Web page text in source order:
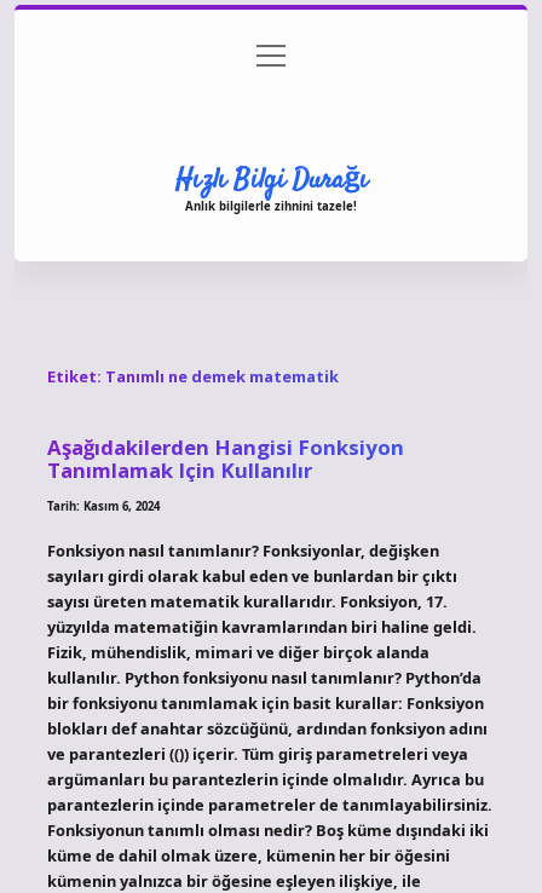
Gizlilik Politikası
menüyü
aç
Hızlı Bilgi Durağı
Anlık bilgilerle zihnini tazele!
Etiket: Tanımlı ne demek matematik
Aşağıdakilerden Hangisi Fonksiyon
Tanımlamak Için Kullanılır
Tarih: Kasım 6, 2024
Fonksiyon nasıl tanımlanır? Fonksiyonlar, değişken
sayıları girdi olarak kabul eden ve bunlardan bir çıktı
sayısı üreten matematik kurallarıdır. Fonksiyon, 17.
yüzyılda matematiğin kavramlarından biri haline geldi.
Fizik, mühendislik, mimari ve diğer birçok alanda
kullanılır. Python fonksiyonu nasıl tanımlanır? Python’da
bir fonksiyonu tanımlamak için basit kurallar: Fonksiyon
blokları def anahtar sözcüğünü, ardından fonksiyon adını
ve parantezleri (()) içerir. Tüm giriş parametreleri veya
argümanları bu parantezlerin içinde olmalıdır. Ayrıca bu
parantezlerin içinde parametreler de tanımlayabilirsiniz.
Fonksiyonun tanımlı olması nedir? Boş küme dışındaki iki
küme de dahil olmak üzere, kümenin her bir öğesini
kümenin yalnızca bir öğesine eşleyen ilişkiye, ile